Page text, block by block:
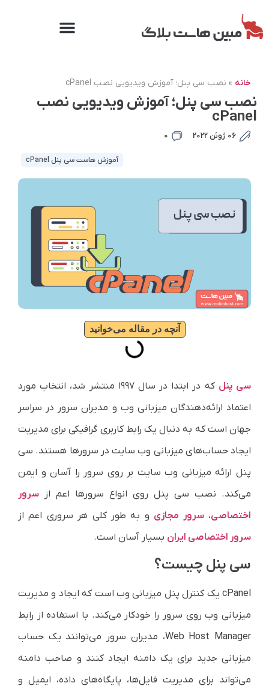
خانه » نصب سی پنل؛ آموزش ویدیویی نصب cPanel
نصب سی پنل؛ آموزش ویدیویی نصب
cPanel
06 ژوئن 2022 0
آموزش هاست سی پنل cPanel
آنچه در مقاله می‌خوانید
سی پنل
که در ابتدا در سال ۱۹۹۷ منتشر شد، انتخاب مورد
اعتماد ارائه‌دهندگان میزبانی وب و مدیران سرور در سراسر
جهان است که به دنبال یک رابط کاربری گرافیکی برای مدیریت
ایجاد حساب‌های میزبانی وب سایت در سرورها هستند. سی
پنل ارائه میزبانی وب سایت بر روی سرور را آسان و ایمن
می‌کند. نصب سی پنل روی انواع سرورها اعم از سرور
اختصاصی،سرور مجازی و به طور کلی هر سروری اعم از
سرور اختصاصی ایران بسیار آسان است.
سی پنل چیست؟
cPanel یک کنترل پنل میزبانی وب است که ایجاد و مدیریت
میزبانی وب روی سرور را خودکار می‌کند. با استفاده از رابط
Web Host Manager، مدیران سرور می‌توانند یک حساب
میزبانی جدید برای یک دامنه ایجاد کنند و صاحب دامنه
می‌تواند برای مدیریت فایل‌ها، پایگاه‌های داده، ایمیل و